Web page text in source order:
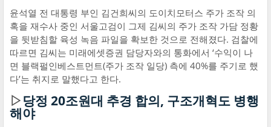
윤석열 전 대통령 부인 김건희씨의 도이치모터스 주가 조작 의
혹을 재수사 중인 서울고검이 그제 김씨의 주가 조작 가담 정황
을 뒷받침할 육성 녹음 파일을 확보한 것으로 전해졌다. 검찰에
따르면 김씨는 미래에셋증권 담당자와의 통화에서 ‘수익이 나
면 블랙펄인베스트먼트(주가 조작 일당) 측에 40%를 주기로 했
다’는 취지로 말했다고 한다.
▷당정 20조원대 추경 합의, 구조개혁도 병행
해야